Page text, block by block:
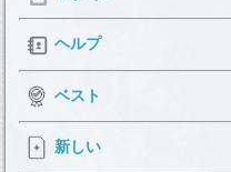
ヘルプ
ベスト
新しい